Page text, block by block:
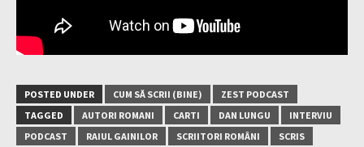
POSTED UNDER CUM SĂ SCRII (BINE)
ZEST PODCAST
TAGGED
AUTORI ROMANI CARTI DAN LUNGU
INTERVIU
PODCAST
RAIUL GAINILOR SCRIITORI ROMÂNI
SCRIS